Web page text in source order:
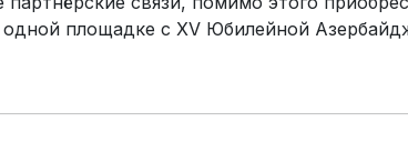
одной площадке с XV Юбилейной